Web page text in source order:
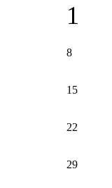
1
8
15
22
29